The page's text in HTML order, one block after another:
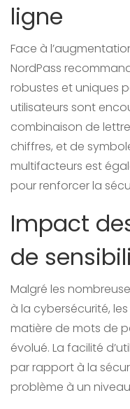
ligne
Face à
NordPass
robustes et uniques
utilisateurs sont
combinaison de
chiffres, et de
multifacteurs est
pour renforcer la
Impact
de
Malgré les
à la cybersécurité,
matière de mots de
évolué. La facilité
par rapport à la
problème à un